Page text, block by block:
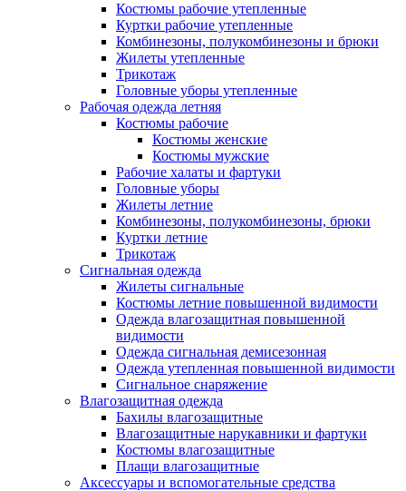
Костюмы рабочие утепленные
Куртки рабочие утепленные
Комбинезоны, полукомбинезоны и брюки
Жилеты утепленные
Трикотаж
Головные уборы утепленные
Рабочая одежда летняя
Костюмы рабочие
Костюмы женские
Костюмы мужские
Рабочие халаты и фартуки
Головные уборы
Жилеты летние
Комбинезоны, полукомбинезоны, брюки
Куртки летние
Трикотаж
Сигнальная одежда
Жилеты сигнальные
Костюмы летние повышенной видимости
Одежда влагозащитная повышенной
видимости
Одежда сигнальная демисезонная
Одежда утепленная повышенной видимости
Сигнальное снаряжение
Влагозащитная одежда
Бахилы влагозащитные
Влагозащитные нарукавники и фартуки
Костюмы влагозащитные
Плащи влагозащитные
Аксессуары и вспомогательные средства